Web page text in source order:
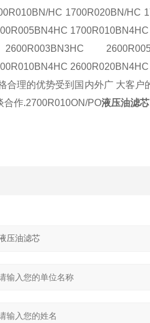
HC 1700R020BN/HC
2600R020BN4HC
合理的优势受到国内外广 大客
合作.2700R010ON/PO液压油滤芯